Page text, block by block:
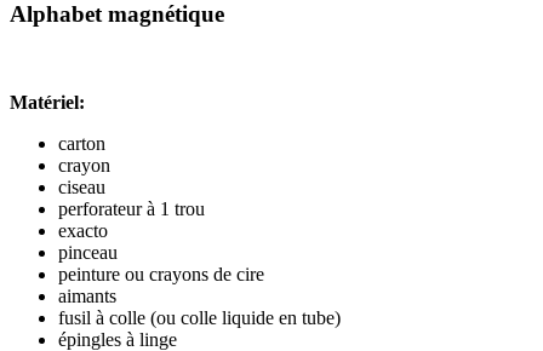
Alphabet magnétique
Matériel:
carton
crayon
ciseau
perforateur à 1 trou
exacto
pinceau
peinture ou crayons de cire
aimants
fusil à colle (ou colle liquide en tube)
épingles à linge